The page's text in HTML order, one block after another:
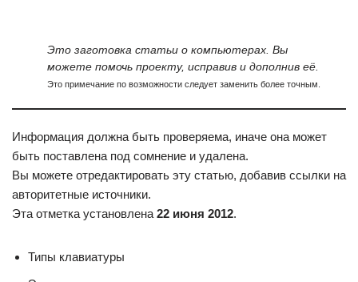
Это заготовка статьи о компьютерах. Вы
можете помочь проекту, исправив и дополнив её.
Это примечание по возможности следует заменить более точным.
Информация должна быть проверяема, иначе она может
быть поставлена под сомнение и удалена.
Вы можете отредактировать эту статью, добавив ссылки на
авторитетные источники.
Эта отметка установлена 22 июня 2012.
Типы клавиатуры